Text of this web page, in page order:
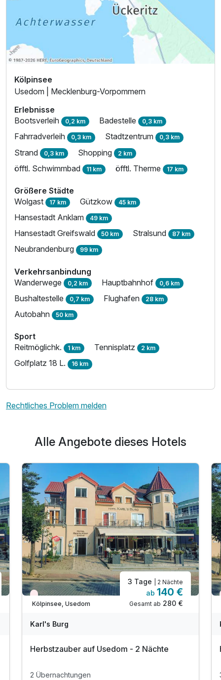
Kölpinsee
Usedom | Mecklenburg-Vorpommern
Erlebnisse
Bootsverleih 0,2 km Badestelle 0,3 km
Fahrradverleih 0,3 km Stadtzentrum 0,3 km
Strand 0,3 km Shopping 2 km
öfftl. Schwimmbad 11 km öfftl. Therme 17 km
Größere Städte
Wolgast 17 km Gützkow 45 km
Hansestadt Anklam 49 km
Hansestadt Greifswald 50 km Stralsund 87 km
Neubrandenburg 99 km
Verkehrsanbindung
Wanderwege 0,2 km Hauptbahnhof 0,6 km
Bushaltestelle 0,7 km Flughafen 28 km
Autobahn 50 km
Sport
Reitmöglichk. 1 km Tennisplatz 2 km
Golfplatz 18 L. 16 km
Rechtliches Problem melden
Alle Angebote dieses Hotels
Wieder frei ab Oktober
Kölpinsee, Usedom
3 Tage | 2 Nächte
ab 140 €
Gesamt ab 280 €
Karl's Burg
Herbstzauber auf Usedom - 2 Nächte
2 Übernachtungen